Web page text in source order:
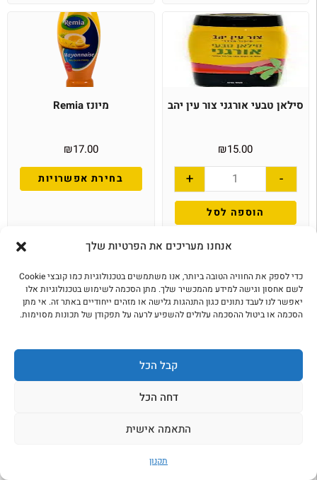
אנחנו מעריכים את הפרטיות שלך
כדי לספק את החוויה הטובה ביותר, אנו משתמשים בטכנולוגיות כמו קובצי Cookie
לשם אחסון וגישה למידע מהמכשיר שלך. מתן הסכמה לשימוש בטכנולוגיות אלו
יאפשר לנו לעבד נתונים כגון התנהגות גלישה או מזהים ייחודיים באתר זה. אי מתן
הסכמה או ביטול ההסכמה עלולים להשפיע לרעה על תפקודן של תכונות מסוימות.
קבל הכל
דחה הכל
התאמה אישית
תקנון
סילאן טבעי אורגני צור עין יהב
₪15.00
-
+
הוספה לסל
מיונז Remia
₪17.00
בחירת אפשרויות
מוטי שפורפרת תרכיז עגבניות